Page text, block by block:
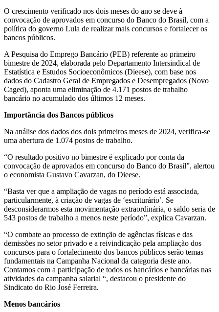
O crescimento verificado nos dois meses do ano se deve à
convocação de aprovados em concurso do Banco do Brasil, com a
política do governo Lula de realizar mais concursos e fortalecer os
bancos públicos.
A Pesquisa do Emprego Bancário (PEB) referente ao primeiro
bimestre de 2024, elaborada pelo Departamento Intersindical de
Estatística e Estudos Socioeconômicos (Dieese), com base nos
dados do Cadastro Geral de Empregados e Desempregados (Novo
Caged), aponta uma eliminação de 4.171 postos de trabalho
bancário no acumulado dos últimos 12 meses.
Importância dos Bancos públicos
Na análise dos dados dos dois primeiros meses de 2024, verifica-se
uma abertura de 1.074 postos de trabalho.
“O resultado positivo no bimestre é explicado por conta da
convocação de aprovados em concurso do Banco do Brasil”, alertou
o economista Gustavo Cavarzan, do Dieese.
“Basta ver que a ampliação de vagas no período está associada,
particularmente, à criação de vagas de ‘escriturário’. Se
desconsiderarmos esta movimentação extraordinária, o saldo seria de
543 postos de trabalho a menos neste período”, explica Cavarzan.
“O combate ao processo de extinção de agências físicas e das
demissões no setor privado e a reivindicação pela ampliação dos
concursos para o fortalecimento dos bancos públicos serão temas
fundamentais na Campanha Nacional da categoria deste ano.
Contamos com a participação de todos os bancários e bancárias nas
atividades da campanha salarial “, destacou o presidente do
Sindicato do Rio José Ferreira.
Menos bancários